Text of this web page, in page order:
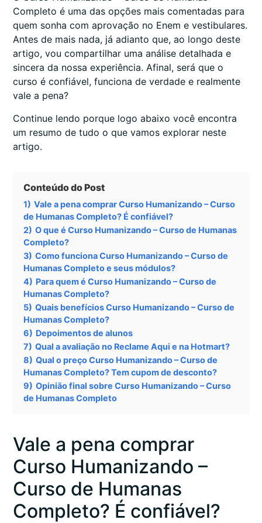
Completo é uma das opções mais comentadas para
quem sonha com aprovação no Enem e vestibulares.
Antes de mais nada, já adianto que, ao longo deste
artigo, vou compartilhar uma análise detalhada e
sincera da nossa experiência. Afinal, será que o
curso é confiável, funciona de verdade e realmente
vale a pena?
Continue lendo porque logo abaixo você encontra
um resumo de tudo o que vamos explorar neste
artigo.
Conteúdo do Post
1) Vale a pena comprar Curso Humanizando – Curso
de Humanas Completo? É confiável?
2) O que é Curso Humanizando – Curso de Humanas
Completo?
3) Como funciona Curso Humanizando – Curso de
Humanas Completo e seus módulos?
4) Para quem é Curso Humanizando – Curso de
Humanas Completo?
5) Quais benefícios Curso Humanizando – Curso de
Humanas Completo?
6) Depoimentos de alunos
7) Qual a avaliação no Reclame Aqui e na Hotmart?
8) Qual o preço Curso Humanizando – Curso de
Humanas Completo? Tem cupom de desconto?
9) Opinião final sobre Curso Humanizando – Curso
de Humanas Completo
Vale a pena comprar
Curso Humanizando –
Curso de Humanas
Completo? É confiável?